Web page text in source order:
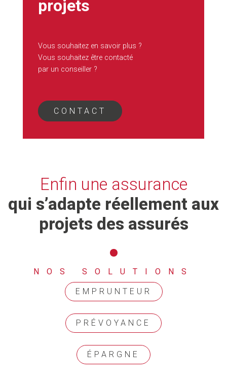
projets
Vous souhaitez en savoir plus ?
Vous souhaitez être contacté
par un conseiller ?
CONTACT
Enfin une assurance
qui s’adapte réellement aux
projets des assurés
NOS SOLUTIONS
EMPRUNTEUR
PRÉVOYANCE
ÉPARGNE